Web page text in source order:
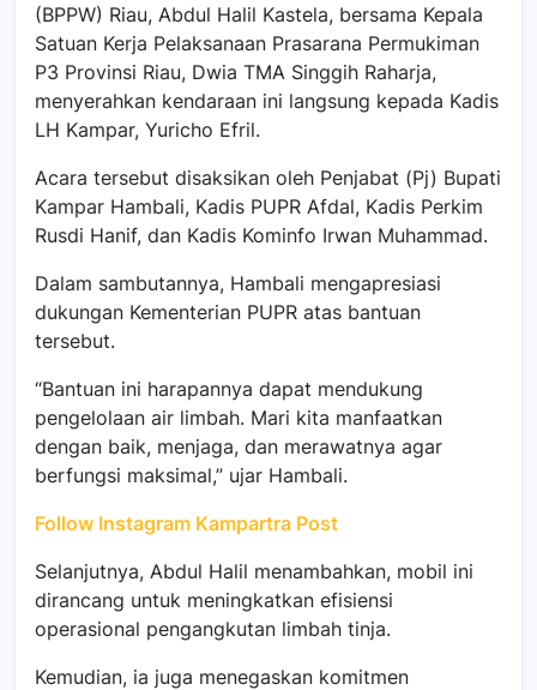
(BPPW) Riau, Abdul Halil Kastela, bersama Kepala
Satuan Kerja Pelaksanaan Prasarana Permukiman
P3 Provinsi Riau, Dwia TMA Singgih Raharja,
menyerahkan kendaraan ini langsung kepada Kadis
LH Kampar, Yuricho Efril.
Acara tersebut disaksikan oleh Penjabat (Pj) Bupati
Kampar Hambali, Kadis PUPR Afdal, Kadis Perkim
Rusdi Hanif, dan Kadis Kominfo Irwan Muhammad.
Dalam sambutannya, Hambali mengapresiasi
dukungan Kementerian PUPR atas bantuan
tersebut.
“Bantuan ini harapannya dapat mendukung
pengelolaan air limbah. Mari kita manfaatkan
dengan baik, menjaga, dan merawatnya agar
berfungsi maksimal,” ujar Hambali.
Follow Instagram Kampartra Post
Selanjutnya, Abdul Halil menambahkan, mobil ini
dirancang untuk meningkatkan efisiensi
operasional pengangkutan limbah tinja.
Kemudian, ia juga menegaskan komitmen